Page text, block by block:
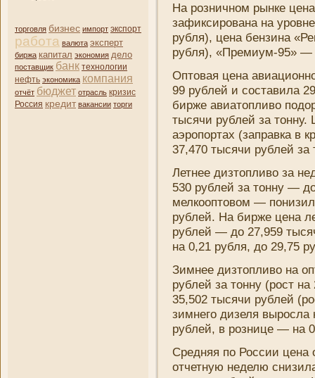
торговля бизнес импорт экспорт
работа валюта эксперт
биржа капитал экономия дело
поставщик банк технологии
нефть экономика компани­я
отчёт бюджет отрасль кризис
Россия кредит вакансии торги
На розни­чном рынке
зафиксирована на
рубля), цена бензина
рубля), «Премиум-95» —
Оптовая цена
99 рублей и составила
бирже авиатопливо
тысячи рублей за тонну.
аэропортах (заправка в
37,470 тысячи рублей за
Летнее дизтопливо за
530 рублей за тонну —
мелкооптовом —
рублей. На бирже цена
рублей — до 27,959
на 0,21 рубля, до 29,75
Зимнее дизтопливо на
рублей за тонну (рост
35,502 тысячи рублей
зимнего дизеля
рублей, в розни­це — на
Средняя по России цена
отчетную неделю